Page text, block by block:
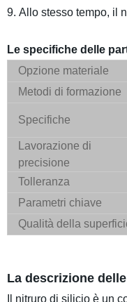
9. Allo stesso tempo, il
Le specifiche delle
Opzione materiale
Metodi di formazione
Specifiche
Lavorazione di
precisione
Tolleranza
Parametri chiave
Qualità della
La descrizione
Il nitruro di silicio è un